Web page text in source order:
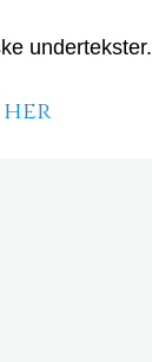
undertekster.
her